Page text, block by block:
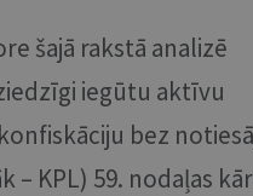
šajā rakstā analizē
iegūtu aktīvu
bez
KPL) 59. nodaļas